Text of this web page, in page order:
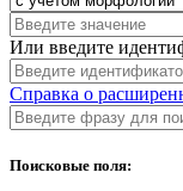
Или введите
Справка о
Поисковые поля: